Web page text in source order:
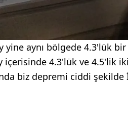
yine aynı bölgede 4.3'lük
içerisinde 4.3'lük ve 4.5'lik
biz depremi ciddi şekilde